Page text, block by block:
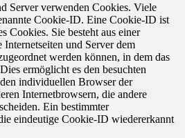
Server verwenden Cookies. Viele
Cookie-ID. Eine Cookie-ID ist
Cookies. Sie besteht aus einer
und Server dem
werden können, in dem das
ermöglicht es den besuchten
individuellen Browser der
Internetbrowsern, die andere
Ein bestimmter
eindeutige Cookie-ID wiedererkannt